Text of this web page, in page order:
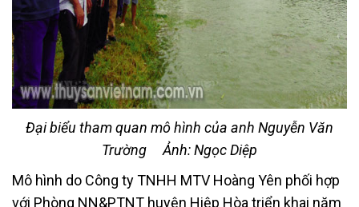
Đại biểu tham quan mô hình của anh Nguyễn Văn
Trường
Ảnh: Ngọc Diệp
Mô hình do Công ty TNHH MTV Hoàng Yên phối hợp
với Phòng NN&PTNT huyện Hiệp Hòa triển khai năm